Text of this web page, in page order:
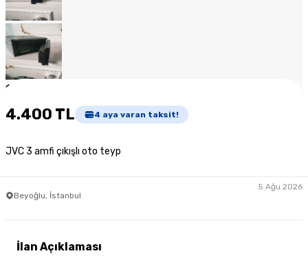
1
4.400 TL 4 aya varan taksit!
JVC 3 amfi çıkışlı oto teyp
Beyoğlu, İstanbul
5 Ağu 2026
İlan Açıklaması